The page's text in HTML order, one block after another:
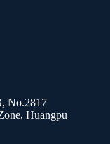
No.2817
Huangpu